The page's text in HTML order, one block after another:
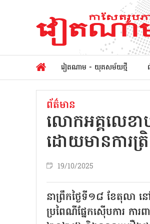
វៀតណាម - យុគសម័យថ្មី
ព័ត៌មាន
លោកអគ្គលេខ
ដោយមានការត្រិ
19/10/2025
នាព្រឹកថ្ងៃទី១៨ ខែតុលា
ប្រពៃណីផ្នែកស៊ើបការ កា